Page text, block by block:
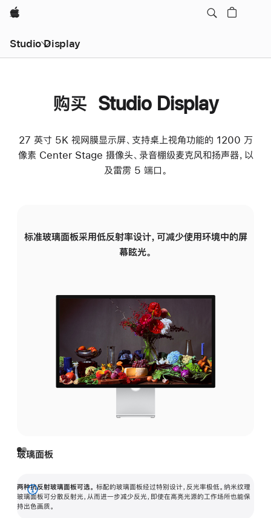
Apple
Studio Display
购买 Studio Display
27 英寸 5K 视网膜显示屏、支持桌上视角功能的 1200 万
像素 Center Stage 摄像头、录音棚级麦克风和扬声器，以
及雷雳 5 端口。
标准玻璃面板采用低反射率设计，可减少使用环境中的屏
幕眩光。
玻璃面板
两种抗反射玻璃面板可选。 标配的玻璃面板经过特别设计，反光率极低。纳米纹理
玻璃面板可分散反射光，从而进一步减少反光，即使在高亮光源的工作场所也能保
持出色画质。
展
开